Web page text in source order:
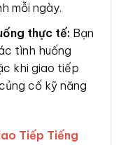
mỗi ngày.
thực tế:Bạn
tình huống
khi giao tiếp
cố kỹ năng
Tiếp Tiếng